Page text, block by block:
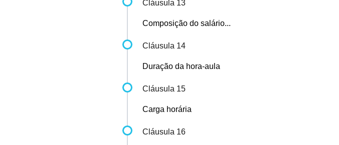
Cláusula 13
Composição do salário...
Cláusula 14
Duração da hora-aula
Cláusula 15
Carga horária
Cláusula 16